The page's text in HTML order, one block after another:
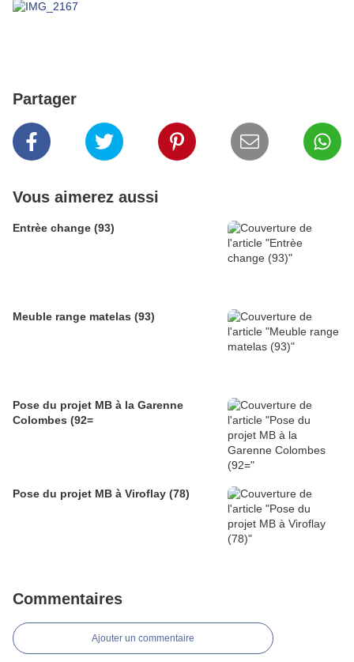
Partager
Vous aimerez aussi
Entrèe change (93)
Meuble range matelas (93)
Pose du projet MB à la Garenne
Colombes (92=
Pose du projet MB à Viroflay (78)
Commentaires
Ajouter un commentaire